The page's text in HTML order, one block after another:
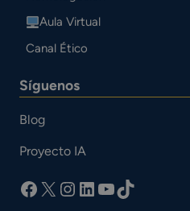
Aula Virtual
Canal Ético
Síguenos
Blog
Proyecto IA
facebook
X Instagram
LinkedIn
YouTube
TikTok